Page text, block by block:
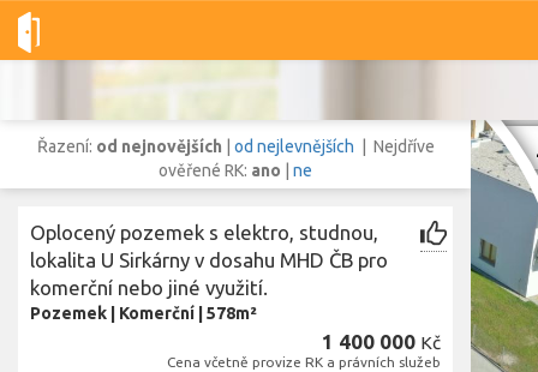
Dobré-nemovitosti.cz obec České Budějovice, okres České
Vše Byty Domy Pozemky
obec České Budějovice,okres České Budějovice, Jihočeský kraj
Řazení: od nejnovějších od nejlevnějších | Nejdříve
ověřené RK: ano ne
Oplocený pozemek s elektro, studnou,
lokalita U Sirkárny v dosahu MHD ČB pro
komerční nebo jiné využití.
Pozemek Komerční 578m²
1 400 000 Kč
Cena včetně provize RK a právních služeb